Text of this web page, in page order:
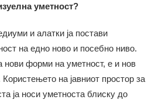
уметност?
и алатки ја постави
на едно ново и посебно ниво.
нови форми на уметност, е и нов
на јавниот простор за
ја носи уметноста блиску до